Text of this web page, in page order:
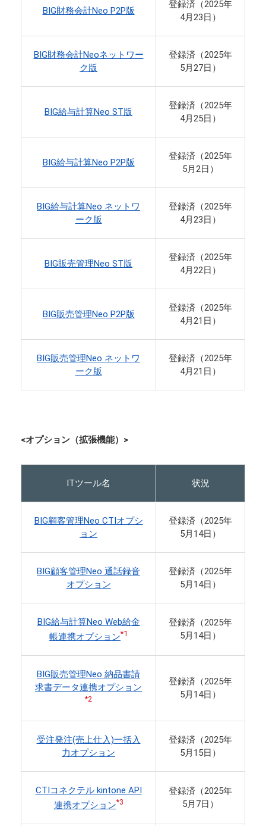
BIG財務会計Neo P2P版
登録済（2025年
4月23日）
BIG財務会計Neoネットワー
ク版
登録済（2025年
5月27日）
BIG給与計算Neo ST版
登録済（2025年
4月25日）
BIG給与計算Neo P2P版
登録済（2025年
5月2日）
BIG給与計算Neo ネットワ
ーク版
登録済（2025年
4月23日）
BIG販売管理Neo ST版
登録済（2025年
4月22日）
BIG販売管理Neo P2P版
登録済（2025年
4月21日）
BIG販売管理Neo ネットワ
ーク版
登録済（2025年
4月21日）
<オプション（拡張機能）>
ITツール名 状況
BIG顧客管理Neo CTIオプシ
ョン
登録済（2025年
5月14日）
BIG顧客管理Neo 通話録音
オプション
登録済（2025年
5月14日）
BIG給与計算Neo Web給金
帳連携オプション*1
登録済（2025年
5月14日）
BIG販売管理Neo 納品書請
求書データ連携オプション
*2
登録済（2025年
5月14日）
受注発注(売上仕入)一括入
力オプション
登録済（2025年
5月15日）
CTIコネクテル kintone API
連携オプション*3
登録済（2025年
5月7日）